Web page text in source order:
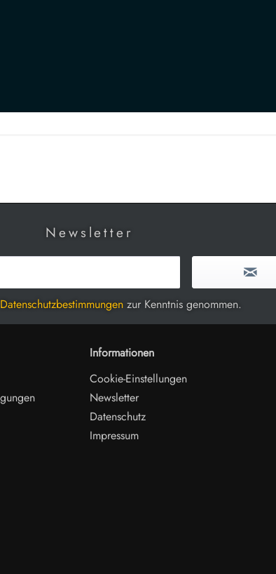
Newsletter
Datenschutzbestimmungen zur Kenntnis genommen.
Informationen
Cookie-Einstellungen
Newsletter
Datenschutz
Impressum